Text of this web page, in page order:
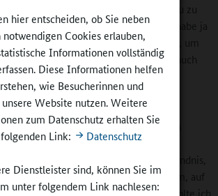
hier entscheiden, ob Sie neben
notwendigen Cookies erlauben,
Informationen vollständig
Diese Informationen helfen
wie Besucherinnen und
unsere Website nutzen. Weitere
zum Datenschutz erhalten Sie
Link:
Datenschutz
Dienstleister sind, können Sie im
unter folgendem Link nachlesen:
zusammengesetzt, um genau zu
jetzt zu achten ist. Aber einen Berater habe ja
Ich rufe meinen Vater weiterhin an, um
er etwas regeln würde. Dafür bin ich auch
die QSH, die „Qualifizierung für
Schulleiter in Hessen“. An der habe ich
Die Qualifizierung für schulische
sich auf das veränderte Rollenverständnis,
und Kommunikation im Kollegium, auf
Vertragsabschlüsse. Alles in allem fühlte ich